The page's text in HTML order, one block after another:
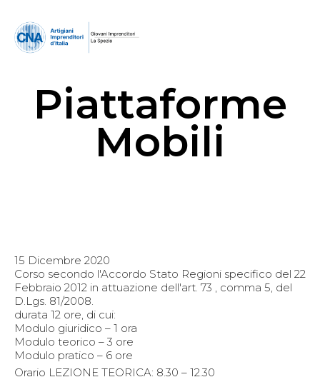
Piattaforme
Mobili
15 Dicembre 2020
Corso secondo l'Accordo Stato Regioni specifico del 22
Febbraio 2012 in attuazione dell'art. 73 , comma 5, del
D.Lgs. 81/2008.
durata 12 ore, di cui:
Modulo giuridico – 1 ora
Modulo teorico – 3 ore
Modulo pratico – 6 ore
Orario LEZIONE TEORICA: 8.30 – 12.30